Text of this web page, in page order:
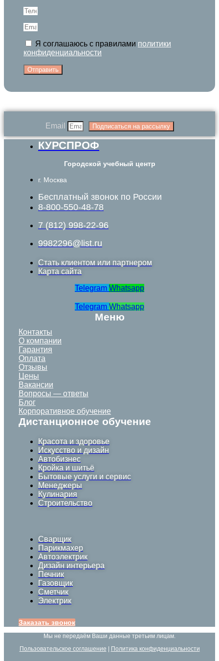
Я соглашаюсь с правилами политики
конфиденциальности
Отправить
Email Подписаться на рассылку
КУРСПРОФ
Городской учебный центр
г. Москва
Бесплатный звонок по России
8-800-550-48-78
7 (812) 998-22-96
9982296@list.ru
Стать клиентом или партнером
Карта сайта
Telegram Whatsapp
Telegram Whatsapp
Меню
Контакты
О компании
Гарантия
Оплата
Отзывы
Цены
Вакансии
Вопросы — ответы
Блог
Корпоративное обучение
Дистанционное обучение
Красота и здоровье
Искусство и дизайн
Автобизнес
Кройка и шитьё
Бытовые услуги и сервис
Менеджеры
Кулинария
Строительство
Сварщик
Парикмахер
Автоэлектрик
Дизайн интерьера
Печник
Газовщик
Сметчик
Электрик
Заказать звонок
Мы не передаём Ваши данные третьим лицам.
Пользовательское соглашение | Политика конфиденциальности